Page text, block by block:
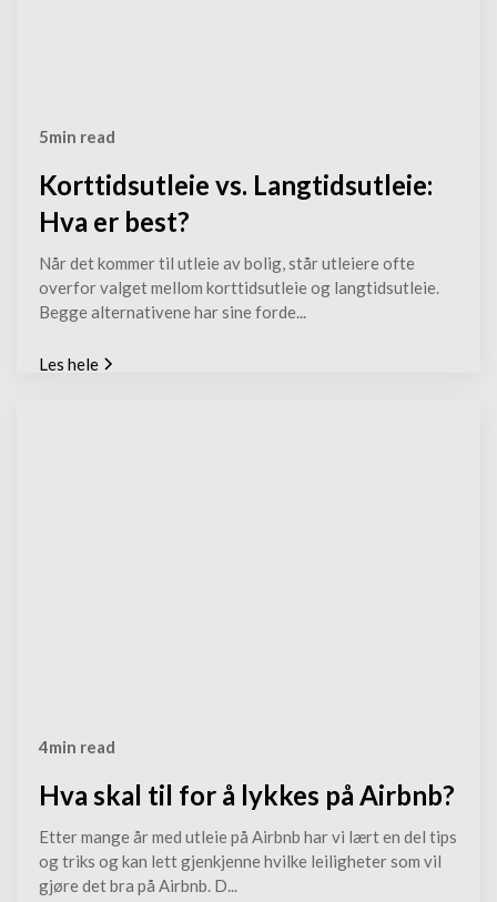
5min read
Korttidsutleie vs. Langtidsutleie:
Hva er best?
Når det kommer til utleie av bolig, står utleiere ofte
overfor valget mellom korttidsutleie og langtidsutleie.
Begge alternativene har sine forde...
Les hele
4min read
Hva skal til for å lykkes på Airbnb?
Etter mange år med utleie på Airbnb har vi lært en del tips
og triks og kan lett gjenkjenne hvilke leiligheter som vil
gjøre det bra på Airbnb. D...